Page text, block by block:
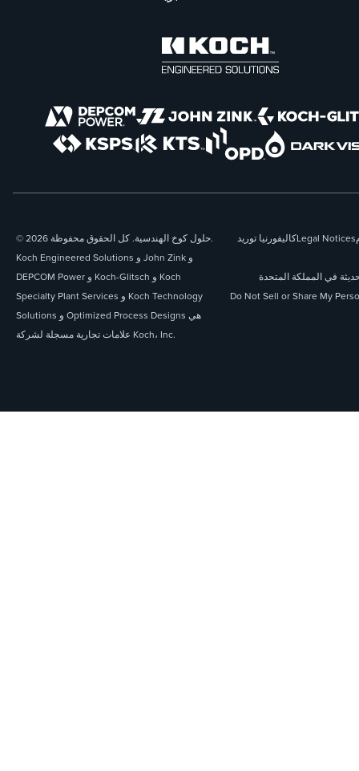
© 2026 حلول كوخ الهندسية. كل الحقوق محفوظة.
Koch Engineered Solutions و John Zink و
DEPCOM Power و Koch-Glitsch و Koch
Specialty Plant Services و Koch Technology
Solutions و Optimized Process Designs هي
علامات تجارية مسجلة لشركة Koch، Inc.
كاليفورنيا توريدLegal Notices
في المملكة المتحدة
Do Not Sell or Share My